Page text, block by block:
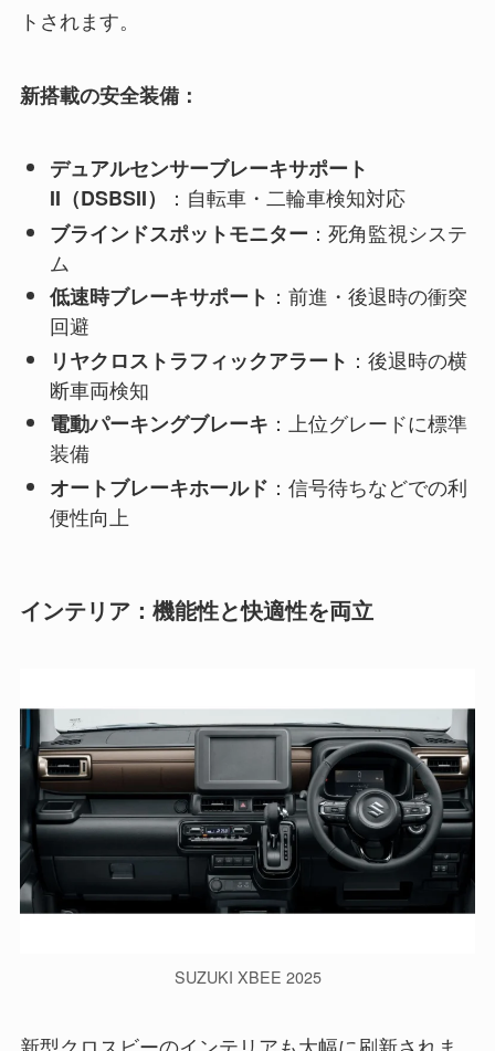
トされます。
新搭載の安全装備：
デュアルセンサーブレーキサポート
II（DSBSII）
：自転車・二輪車検知対応
ブラインドスポットモニター ：死角監視システ
ム
低速時ブレーキサポート ：前進・後退時の衝突
回避
リヤクロストラフィックアラート ：後退時の横
断車両検知
電動パーキングブレーキ ：上位グレードに標準
装備
オートブレーキホールド ：信号待ちなどでの利
便性向上
インテリア：機能性と快適性を両立
SUZUKI XBEE 2025